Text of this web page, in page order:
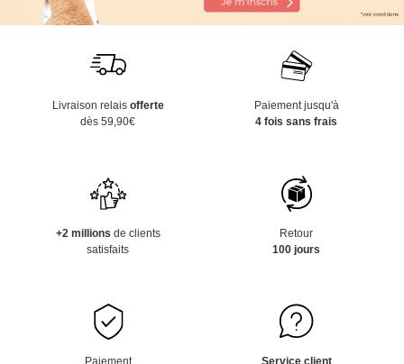
Livraison relais offerte
dès 59,90€
Paiement jusqu'à
4 fois sans frais
+2 millions de clients
satisfaits
Retour
100 jours
Paiement
Service client